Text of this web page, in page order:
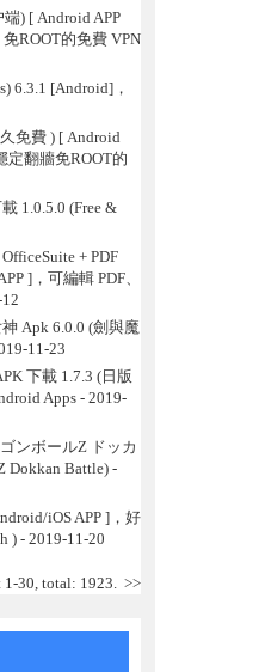
) [ Android APP
ROOT的免費 VPN
6.3.1 [Android]，
免費 ) [ Android
定翻牆免ROOT的
1.0.5.0 (Free &
+ PDF
]，可編輯 PDF、
Apk 6.0.0 (劍與魔
11-23
下載 1.7.3 (日版
Apps - 2019-
ンボールZ ドッカ
Dokkan Battle)-
iOS APP ]，好
)- 2019-11-20
1-30, total: 1923. >>